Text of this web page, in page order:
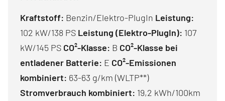
Kraftstoff: Benzin/Elektro-PlugIn Leistung:
102 kW/138 PS Leistung (Elektro-PlugIn): 107
kW/145 PS CO²-Klasse: B CO²-Klasse bei
entladener Batterie: E CO²-Emissionen
kombiniert: 63-63 g/km (WLTP**)
Stromverbrauch kombiniert: 19,2 kWh/100km